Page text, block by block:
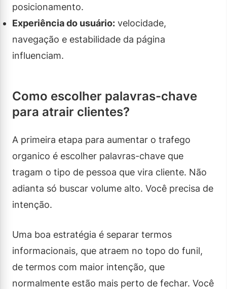
posicionamento.
Experiência do usuário: velocidade,
navegação e estabilidade da página
influenciam.
Como escolher palavras-chave
para atrair clientes?
A primeira etapa para aumentar o trafego
organico é escolher palavras-chave que
tragam o tipo de pessoa que vira cliente. Não
adianta só buscar volume alto. Você precisa de
intenção.
Uma boa estratégia é separar termos
informacionais, que atraem no topo do funil,
de termos com maior intenção, que
normalmente estão mais perto de fechar. Você